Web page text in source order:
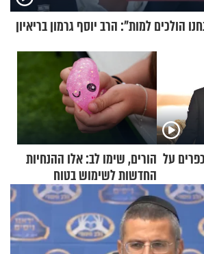
הולכים למות": הרב יוסף גרמון בריאיון
על הורים, שימו לב: אלו ההנחיות
החדשות לשימוש בטוח
בסקווישי לאחר מקרי אשפוז